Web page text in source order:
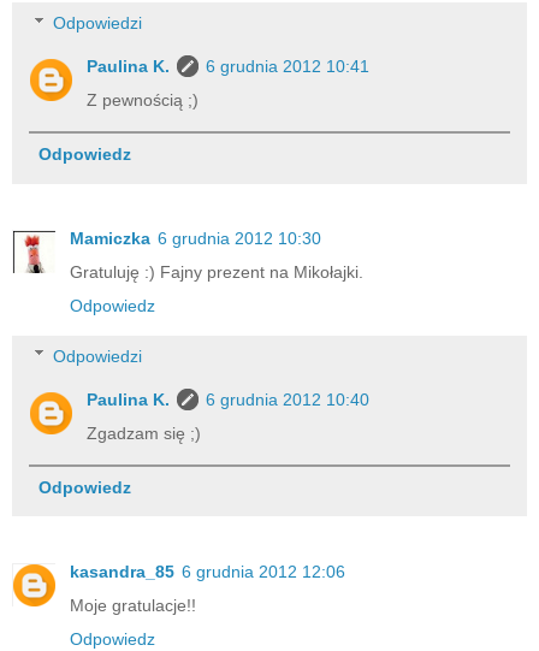
Odpowiedzi
Paulina K.
6 grudnia 2012 10:41
Z pewnością ;)
Odpowiedz
Mamiczka 6 grudnia 2012 10:30
Gratuluję :) Fajny prezent na Mikołajki.
Odpowiedz
Odpowiedzi
Paulina K.
6 grudnia 2012 10:40
Zgadzam się ;)
Odpowiedz
kasandra_85 6 grudnia 2012 12:06
Moje gratulacje!!
Odpowiedz